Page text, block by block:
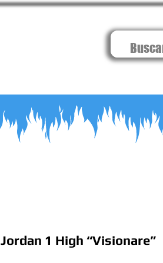
Jordan 1 High “Visionare”